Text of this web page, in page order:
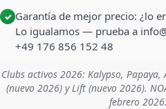
✓ Garantía de mejor precio: ¿lo
Lo igualamos — prueba a
+49 176 856 152 48
Clubs activos 2026: Kalypso,
(nuevo 2026) y Lift (nuevo 2026).
febrero 2026.